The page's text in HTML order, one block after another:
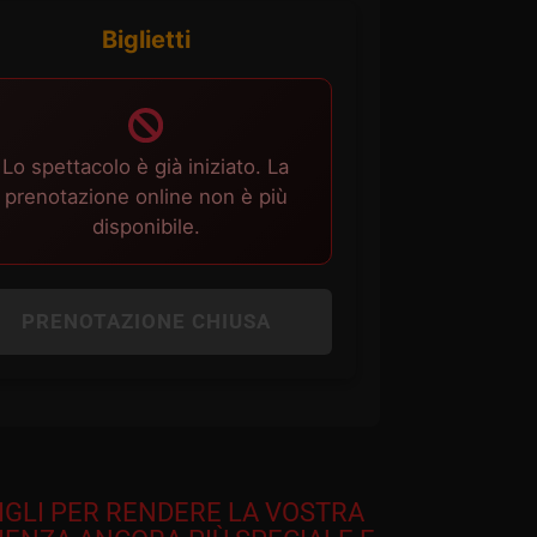
Biglietti
Lo spettacolo è già iniziato. La
prenotazione online non è più
disponibile.
PER RENDERE LA VOSTRA